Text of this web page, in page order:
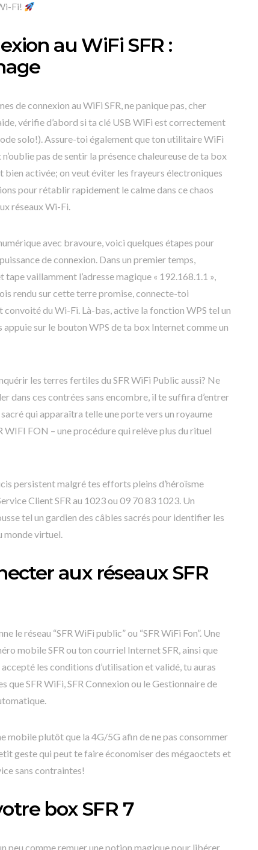
Fi!
au WiFi SFR :
de connexion au WiFi SFR, ne panique pas, cher
vérifie d’abord si ta clé USB WiFi est correctement
solo!). Assure-toi également que ton utilitaire WiFi
pas de sentir la présence chaleureuse de ta box
bien activée; on veut éviter les frayeurs électroniques
pour rétablir rapidement le calme dans ce chaos
réseaux Wi-Fi.
avec bravoure, voici quelques étapes pour
de connexion. Dans un premier temps,
vaillamment l’adresse magique « 192.168.1.1 »,
rendu sur cette terre promise, connecte-toi
du Wi-Fi. Là-bas, active la fonction WPS tel un
sur le bouton WPS de ta box Internet comme un
les terres fertiles du SFR WiFi Public aussi? Ne
dans ces contrées sans encombre, il te suffira d’entrer
qui apparaîtra telle une porte vers un royaume
WIFI FON – une procédure qui relève plus du rituel
persistent malgré tes efforts pleins d’héroïsme
Client SFR au 1023 ou 09 70 83 1023. Un
tel un gardien des câbles sacrés pour identifier les
monde virtuel.
aux réseaux SFR
le réseau “SFR WiFi public” ou “SFR WiFi Fon”. Une
mobile SFR ou ton courriel Internet SFR, ainsi que
les conditions d’utilisation et validé, tu auras
SFR WiFi, SFR Connexion ou le Gestionnaire de
mobile plutôt que la 4G/5G afin de ne pas consommer
geste qui peut te faire économiser des mégaoctets et
sans contraintes!
box SFR 7
peu comme remuer une potion magique pour libérer